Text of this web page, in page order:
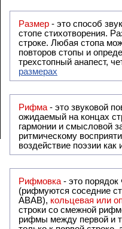
Размер - это способ
стопе стихотворения.
строке. Любая стопа
повторов стопы и
трехстопный анапест,
размерах
Рифма - это звуковой повтор, традиционно используемый в поэзии и, как
ожидаемый на концах
гармонии и смысловой
ритмическому
воздействие поэзии
Рифмовка - это
(рифмуются соседние
ABAB), кольцевая или
строки со смежной
рифмы между первой и